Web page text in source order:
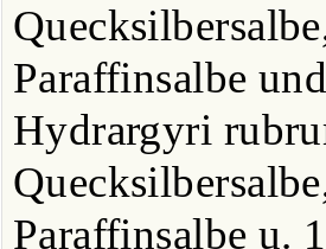
Paraffinsalbe
Hydrargyri
Paraffinsalbe u.